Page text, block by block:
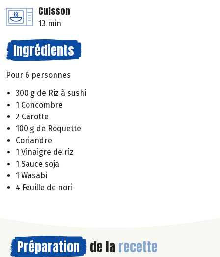
Cuisson
13 min
Ingrédients
Pour 6 personnes
300 g de Riz à sushi
1 Concombre
2 Carotte
100 g de Roquette
Coriandre
1 Vinaigre de riz
1 Sauce soja
1 Wasabi
4 Feuille de nori
Préparation de la recette